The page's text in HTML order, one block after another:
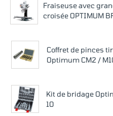
Fraiseuse avec
croisée OPTIMUM
Coffret de pinces
Optimum CM2 /
Kit de bridage
10